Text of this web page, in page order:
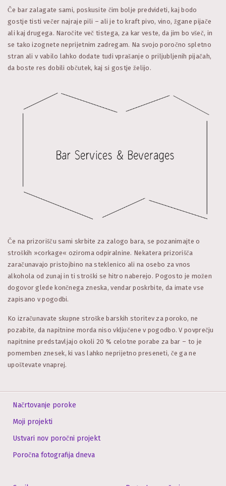
Če bar zalagate sami, poskusite čim bolje predvideti, kaj bodo
gostje tisti večer najraje pili – ali je to kraft pivo, vino, žgane pijače
ali kaj drugega. Naročite več tistega, za kar veste, da jim bo všeč, in
se tako izognete neprijetnim zadregam. Na svojo poročno spletno
stran ali v vabilo lahko dodate tudi vprašanje o priljubljenih pijačah,
da boste res dobili občutek, kaj si gostje želijo.
Če na prizorišču sami skrbite za zalogo bara, se pozanimajte o
stroških »corkage« oziroma odpiralnine. Nekatera prizorišča
zaračunavajo pristojbino na steklenico ali na osebo za vnos
alkohola od zunaj in ti stroški se hitro naberejo. Pogosto je možen
dogovor glede končnega zneska, vendar poskrbite, da imate vse
zapisano v pogodbi.
Ko izračunavate skupne stroške barskih storitev za poroko, ne
pozabite, da napitnine morda niso vključene v pogodbo. V povprečju
napitnine predstavljajo okoli 20 % celotne porabe za bar – to je
pomemben znesek, ki vas lahko neprijetno preseneti, če ga ne
upoštevate vnaprej.
Načrtovanje poroke
Moji projekti
Ustvari nov poročni projekt
Poročna fotografija dneva